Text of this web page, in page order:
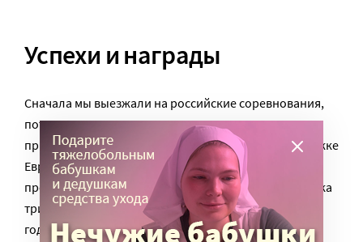
Успехи и награды
Сначала мы выезжали на российские соревнования,
потом на международные. Три года подряд
принимали участие в юниорских играх при поддержке
Европейского Паралимпийского комитета, которые
проходили в городе Брно, в Чехии. Там было порядка
тридцати-пятидесяти участников. Максим на третий
год занял первое место. В 2014 году, в Канаде, на